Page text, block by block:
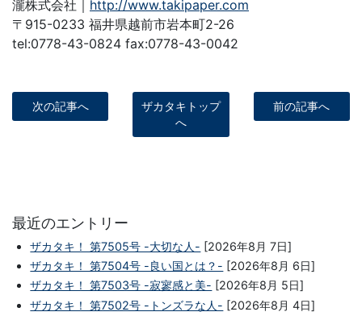
瀧株式会社｜ http://www.takipaper.com
〒915-0233 福井県越前市岩本町2-26
tel:0778-43-0824 fax:0778-43-0042
次の記事へ
ザカタキトップ
へ
前の記事へ
最近のエントリー
ザカタキ！ 第7505号 -大切な人- [2026年8月 7日]
ザカタキ！ 第7504号 -良い国とは？- [2026年8月 6日]
ザカタキ！ 第7503号 -寂寥感と美- [2026年8月 5日]
ザカタキ！ 第7502号 -トンズラな人- [2026年8月 4日]